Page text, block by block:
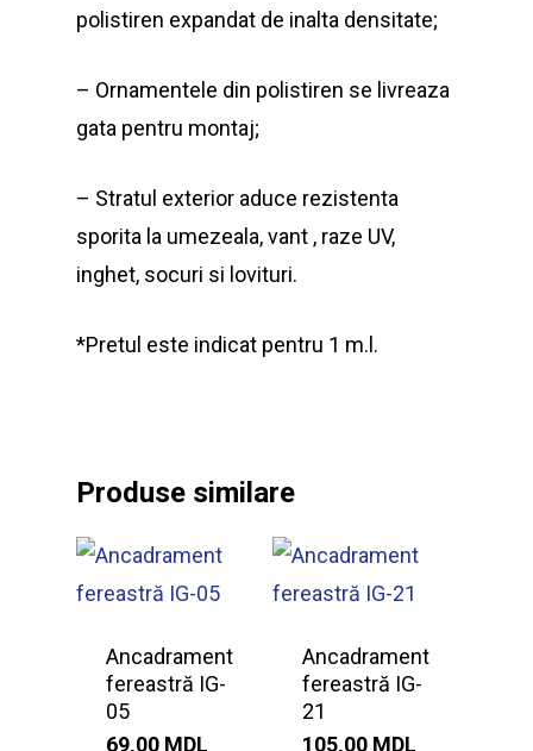
polistiren expandat de inalta densitate;
– Ornamentele din polistiren se livreaza
gata pentru montaj;
– Stratul exterior aduce rezistenta
sporita la umezeala, vant , raze UV,
inghet, socuri si lovituri.
*Pretul este indicat pentru 1 m.l.
Produse similare
Ancadrament
fereastră IG-
05
69,00 MDL
Ancadrament
fereastră IG-
21
105,00 MDL